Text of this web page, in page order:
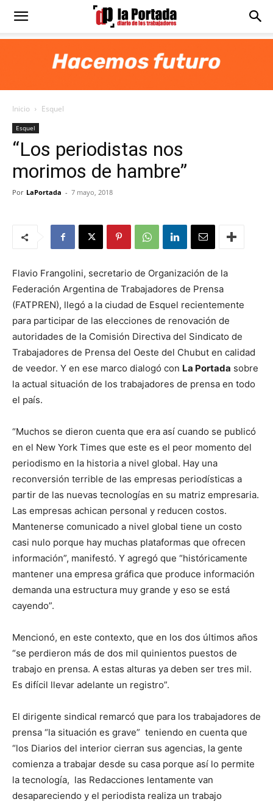
Diario
Portada
Inicio Esquel
Esquel
“Los periodistas nos
morimos de hambre”
Por LaPortada - 7 mayo, 2018
Flavio Frangolini, secretario de Organización de la
Federación Argentina de Trabajadores de Prensa
(FATPREN), llegó a la ciudad de Esquel recientemente
para participar de las elecciones de renovación de
autoridades de la Comisión Directiva del Sindicato de
Trabajadores de Prensa del Oeste del Chubut en calidad
de veedor. Y en ese marco dialogó con La Portada sobre
la actual situación de los trabajadores de prensa en todo
el país.
“Muchos se dieron cuenta que era así cuando se publicó
en el New York Times que este es el peor momento del
periodismo en la historia a nivel global. Hay una
reconversión terrible de las empresas periodísticas a
partir de las nuevas tecnologías en su matriz empresaria.
Las empresas achican personal y reducen costos.
Mantenerse comunicado a nivel global tiene un costo
casi nulo porque hay muchas plataformas que ofrecen
información”, manifestó. Y agregó que “históricamente
mantener una empresa gráfica que produce información
demanda una estructura muy grande y eso se está
cayendo”.
Mencionó, en este contexto, que en los dos últimos años
“se perdieron más de dos mil quinientos puestos de
trabajo en prensa. A estas alturas ya deben ser tres mil.
Es difícil llevar adelante un registro”.
El dirigente sindical remarcó que para los trabajadores de
prensa “la situación es grave” teniendo en cuenta que
“los Diarios del interior cierran sus agencias, la gente
comienza a trabajar desde su casa porque así lo permite
la tecnología, las Redacciones lentamente van
desapareciendo y el periodista realiza un trabajo